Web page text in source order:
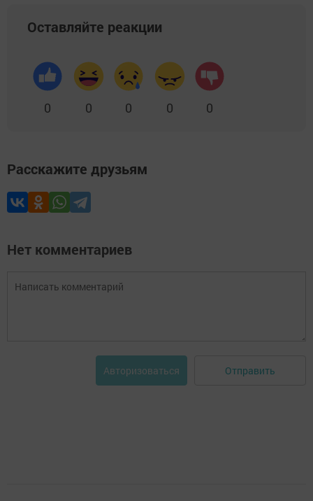
Оставляйте реакции
0 0 0 0 0
Расскажите друзьям
Нет комментариев
Авторизоваться Отправить